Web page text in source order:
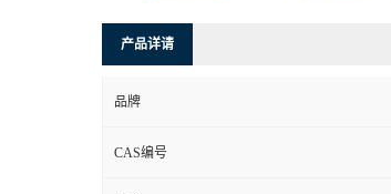
产品详请
品牌
CAS编号